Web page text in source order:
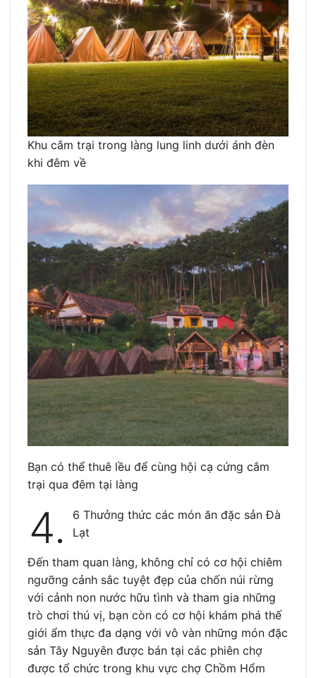
Khu cắm trại trong làng lung linh dưới ánh đèn
khi đêm về
Bạn có thể thuê lều để cùng hội cạ cứng cắm
trại qua đêm tại làng
4.
6 Thưởng thức các món ăn đặc sản Đà
Lạt
Đến tham quan làng, không chỉ có cơ hội chiêm
ngưỡng cảnh sắc tuyệt đẹp của chốn núi rừng
với cảnh non nước hữu tình và tham gia những
trò chơi thú vị, bạn còn có cơ hội khám phá thế
giới ẩm thực đa dạng với vô vàn những món đặc
sản Tây Nguyên được bán tại các phiên chợ
được tổ chức trong khu vực chợ Chồm Hổm